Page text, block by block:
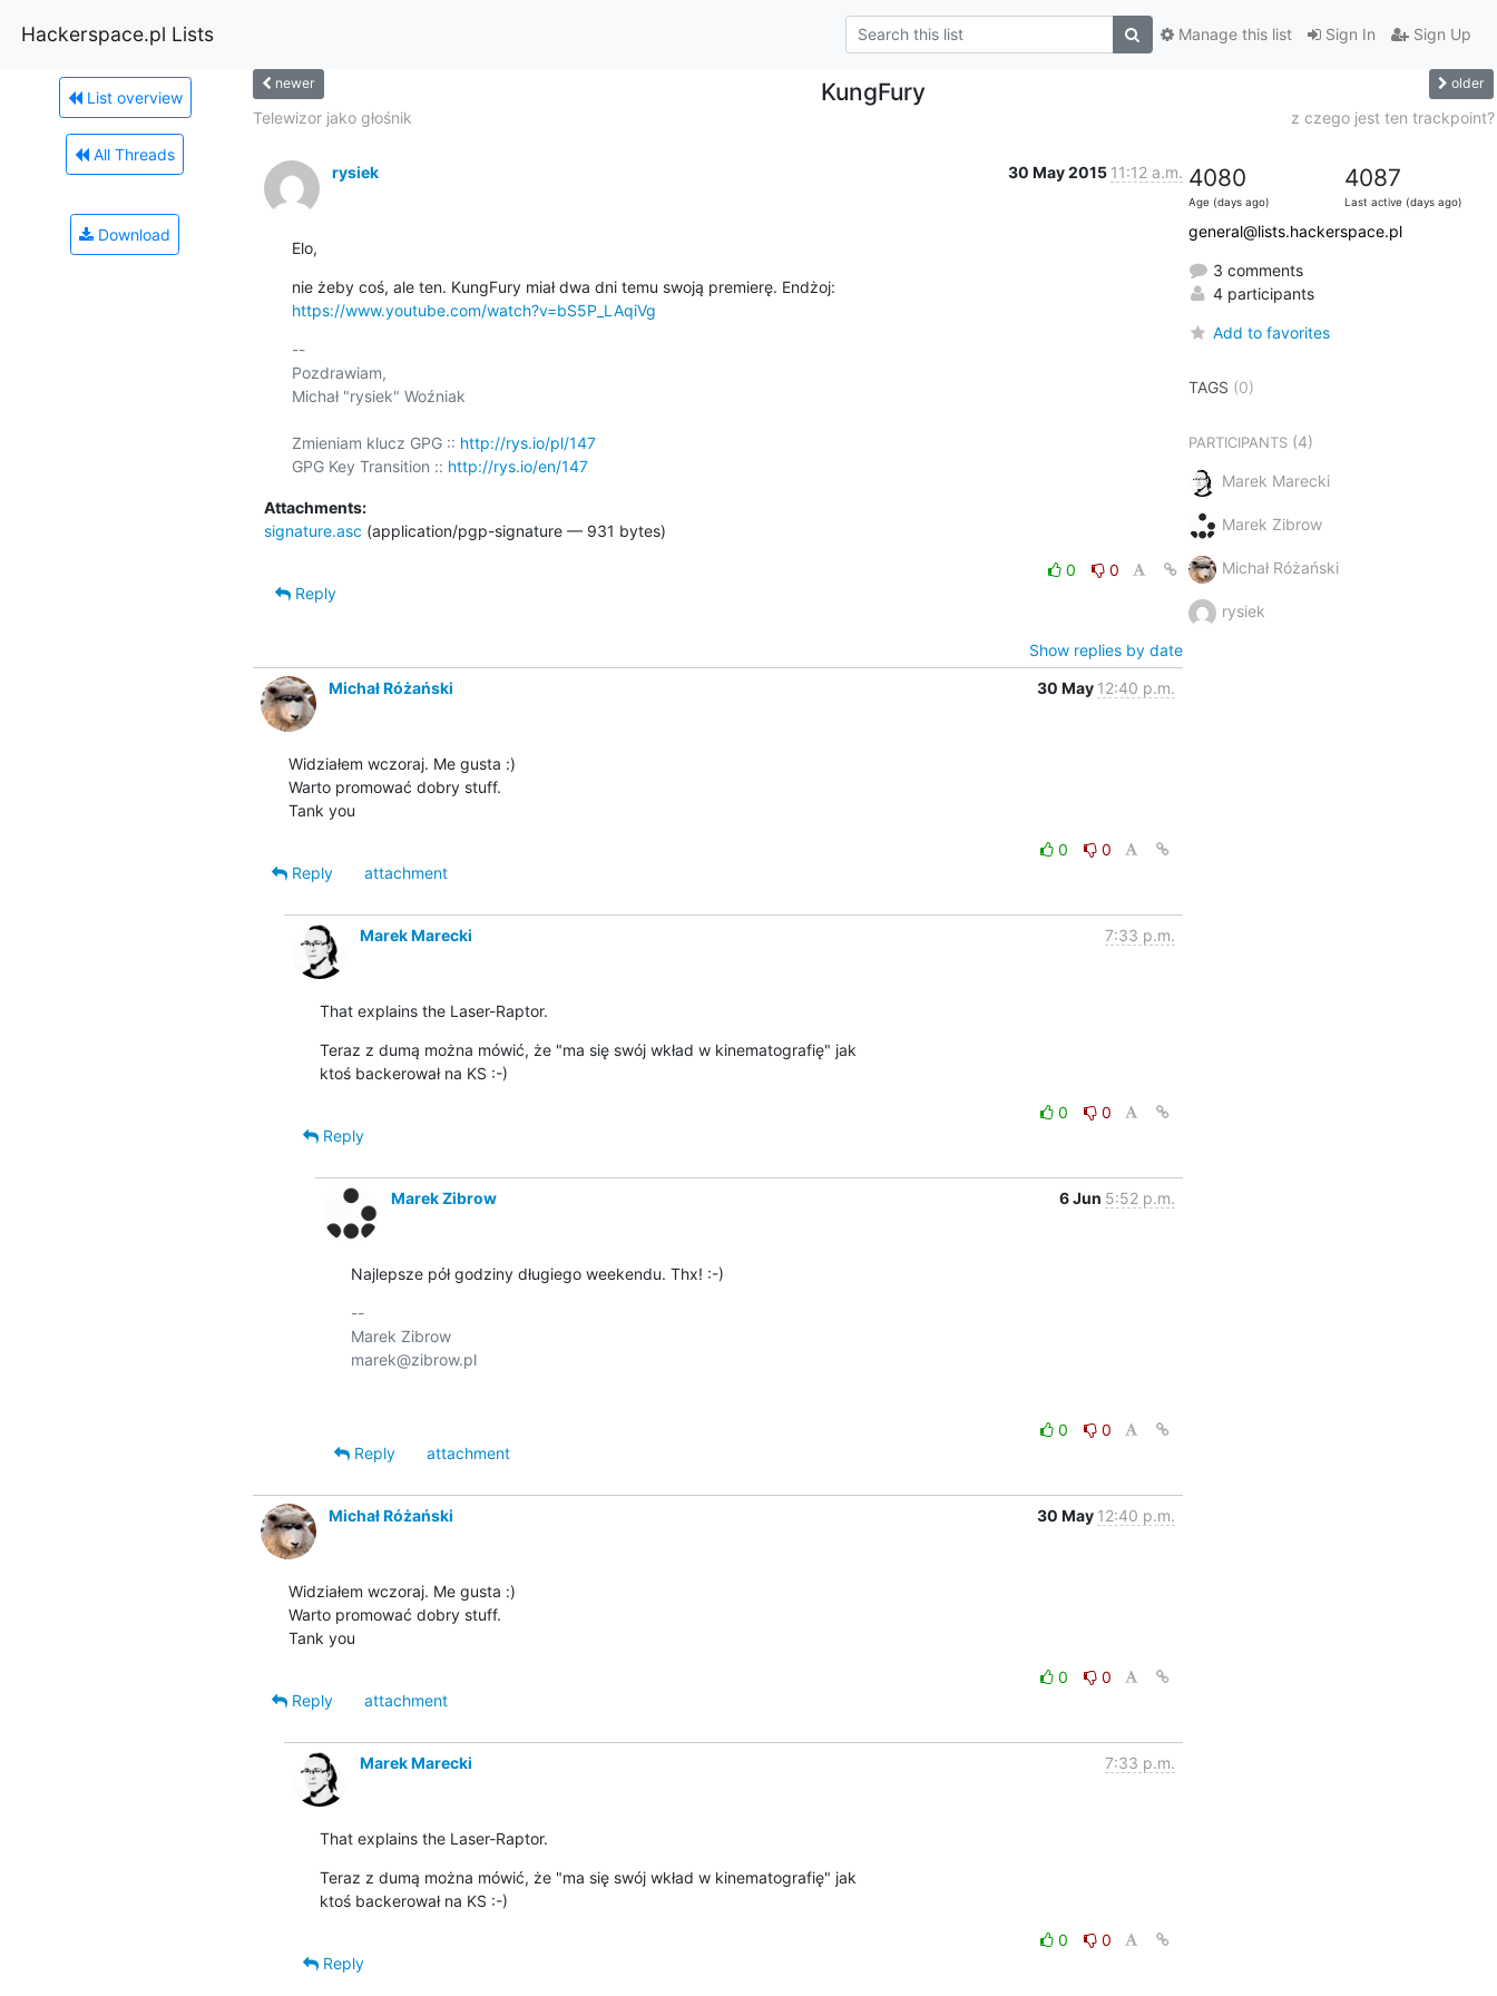
Hackerspace.pl Lists Sign In Sign Up
Manage this list
List overview
All Threads
Download
newer KungFury older
Telewizor jako głośnik z czego jest ten trackpoint?
rysiek 30 May 2015 11:12 a.m.
Elo,
https://www.youtube.com/watch?v=bS5P_LAqiVg
--
Pozdrawiam,
Michał "rysiek" Woźniak
Zmieniam klucz GPG :: http://rys.io/pl/147
GPG Key Transition :: http://rys.io/en/147
Attachments:
signature.asc (application/pgp-signature — 931 bytes)
0
0
Reply
Show replies by date
Michał Różański
30 May 12:40 p.m.
Widziałem wczoraj. Me gusta :)
Warto promować dobry stuff.
Tank you
0
0
Reply
attachment
Marek Marecki 7:33 p.m.
That explains the Laser-Raptor.
Teraz z dumą można mówić, że "ma się swój wkład w kinematografię" jak
ktoś backerował na KS :-)
0
0
Reply
Marek Zibrow 6 Jun 5:52 p.m.
Najlepsze pół godziny długiego weekendu. Thx! :-)
--
Marek Zibrow
marek@zibrow.pl
0
0
Reply
attachment
Michał Różański 30 May 12:40 p.m.
Widziałem wczoraj. Me gusta :)
Warto promować dobry stuff.
Tank you
0
0
Reply
attachment
Marek Marecki 7:33 p.m.
That explains the Laser-Raptor.
Teraz z dumą można mówić, że "ma się swój wkład w kinematografię" jak
ktoś backerował na KS :-)
0
0
Reply
4080
Age (days ago)
4087
Last active (days ago)
general@lists.hackerspace.pl
3 comments
4 participants
Add to favorites
TAGS (0)
PARTICIPANTS(4)
Marek Marecki
Marek Zibrow
Michał Różański
rysiek